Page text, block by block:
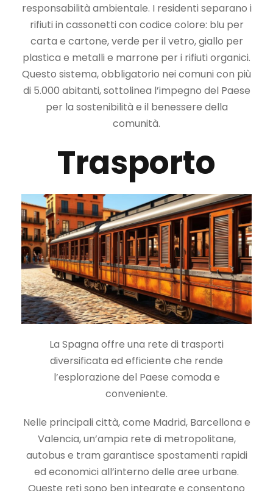
responsabilità ambientale. I residenti separano i
rifiuti in cassonetti con codice colore: blu per
carta e cartone, verde per il vetro, giallo per
plastica e metalli e marrone per i rifiuti organici.
Questo sistema, obbligatorio nei comuni con più
di 5.000 abitanti, sottolinea l’impegno del Paese
per la sostenibilità e il benessere della
comunità.
Trasporto
La Spagna offre una rete di trasporti
diversificata ed efficiente che rende
l’esplorazione del Paese comoda e
conveniente.
Nelle principali città, come Madrid, Barcellona e
Valencia, un’ampia rete di metropolitane,
autobus e tram garantisce spostamenti rapidi
ed economici all’interno delle aree urbane.